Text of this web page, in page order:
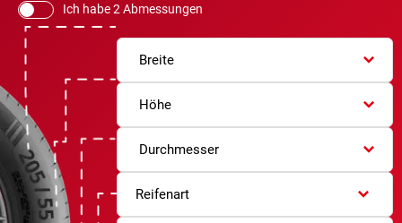
Ich habe 2 Abmessungen
Breite
Höhe
Durchmesser
Reifenart